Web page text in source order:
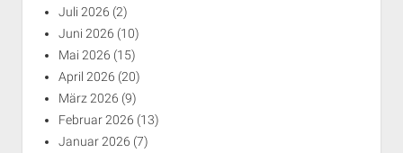
Juli 2026 (2)
Juni 2026 (10)
Mai 2026 (15)
April 2026 (20)
März 2026 (9)
Februar 2026 (13)
Januar 2026 (7)